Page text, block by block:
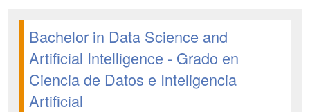
Bachelor in Data Science and
Artificial Intelligence - Grado en
Ciencia de Datos e Inteligencia
Artificial